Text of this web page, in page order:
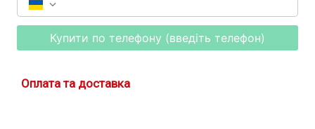
Купити по телефону (введіть телефон)
Оплата та доставка